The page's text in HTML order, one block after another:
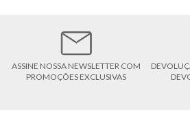
ASSINE NOSSA NEWSLETTER COM
PROMOÇÕES EXCLUSIVAS